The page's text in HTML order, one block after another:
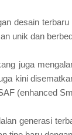
desain
unik dan
juga
kini
(enhanced
generasi